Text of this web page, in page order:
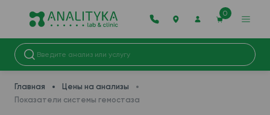
0
Главная
Цены на анализы
Показатели системы гемостаза